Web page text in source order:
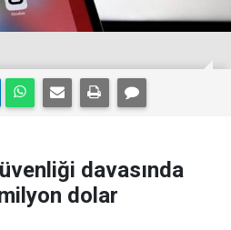
davasında
dolar